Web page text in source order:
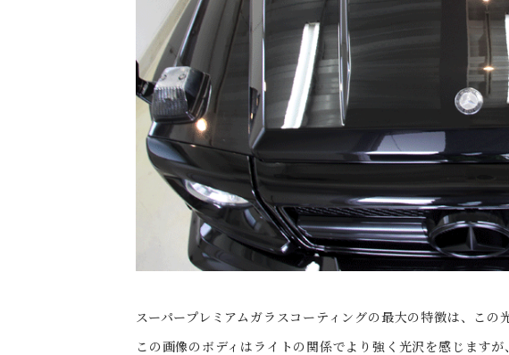
スーパープレミアムガラスコーティングの最大の特徴は、この
この画像のボディはライトの関係でより強く光沢を感じます